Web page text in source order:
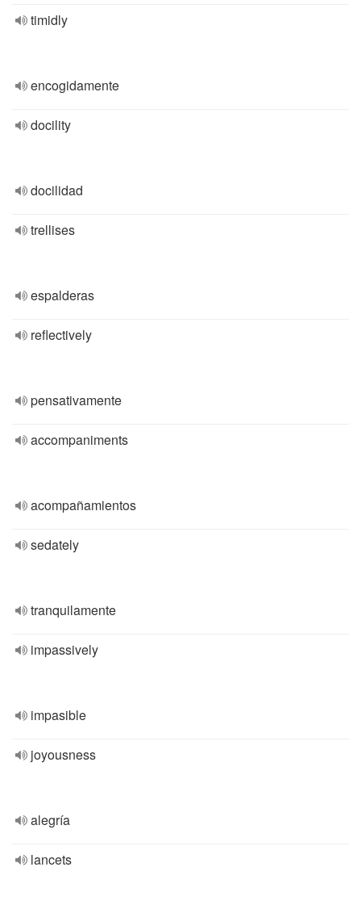
timidly
encogidamente
docility
docilidad
trellises
espalderas
reflectively
pensativamente
accompaniments
acompañamientos
sedately
tranquilamente
impassively
impasible
joyousness
alegría
lancets